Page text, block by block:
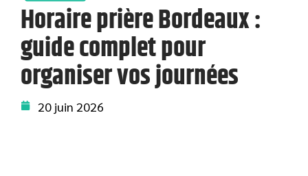
Horaire prière Bordeaux :
guide complet pour
organiser vos journées
20 juin 2026